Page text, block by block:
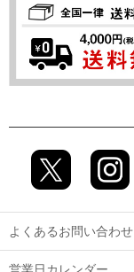
よくあるお問い合わせ
営業日カレンダー